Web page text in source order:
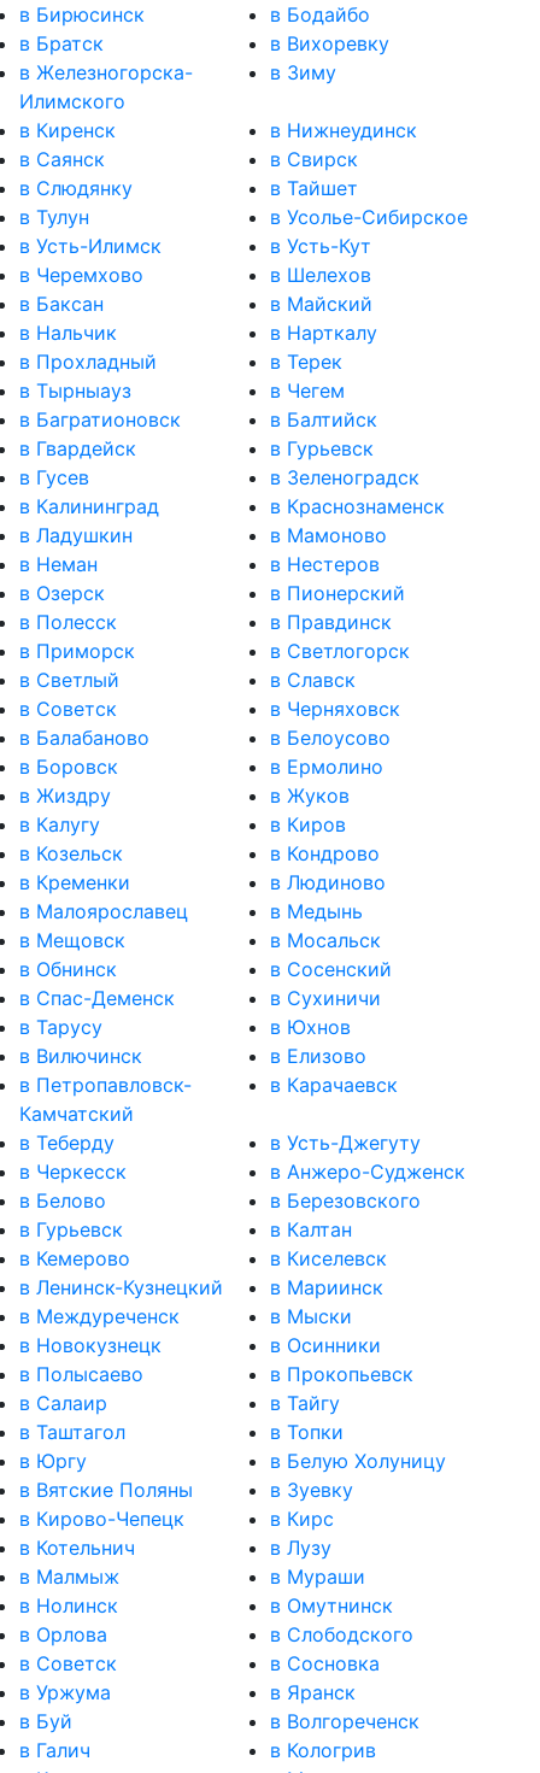
в Бирюсинск
в Бодайбо
в Братск
в Вихоревку
в Железногорска-
Илимского
в Зиму
в Киренск
в Нижнеудинск
в Саянск
в Свирск
в Слюдянку
в Тайшет
в Тулун
в Усолье-Сибирское
в Усть-Илимск
в Усть-Кут
в Черемхово
в Шелехов
в Баксан
в Майский
в Нальчик
в Нарткалу
в Прохладный
в Терек
в Тырныауз
в Чегем
в Багратионовск
в Балтийск
в Гвардейск
в Гурьевск
в Гусев
в Зеленоградск
в Калининград
в Краснознаменск
в Ладушкин
в Мамоново
в Неман
в Нестеров
в Озерск
в Пионерский
в Полесск
в Правдинск
в Приморск
в Светлогорск
в Светлый
в Славск
в Советск
в Черняховск
в Балабаново
в Белоусово
в Боровск
в Ермолино
в Жиздру
в Жуков
в Калугу
в Киров
в Козельск
в Кондрово
в Кременки
в Людиново
в Малоярославец
в Медынь
в Мещовск
в Мосальск
в Обнинск
в Сосенский
в Спас-Деменск
в Сухиничи
в Тарусу
в Юхнов
в Вилючинск
в Елизово
в Петропавловск-
Камчатский
в Карачаевск
в Теберду
в Усть-Джегуту
в Черкесск
в Анжеро-Судженск
в Белово
в Березовского
в Гурьевск
в Калтан
в Кемерово
в Киселевск
в Ленинск-Кузнецкий
в Мариинск
в Междуреченск
в Мыски
в Новокузнецк
в Осинники
в Полысаево
в Прокопьевск
в Салаир
в Тайгу
в Таштагол
в Топки
в Юргу
в Белую Холуницу
в Вятские Поляны
в Зуевку
в Кирово-Чепецк
в Кирс
в Котельнич
в Лузу
в Малмыж
в Мураши
в Нолинск
в Омутнинск
в Орлова
в Слободского
в Советск
в Сосновка
в Уржума
в Яранск
в Буй
в Волгореченск
в Галич
в Кологрив